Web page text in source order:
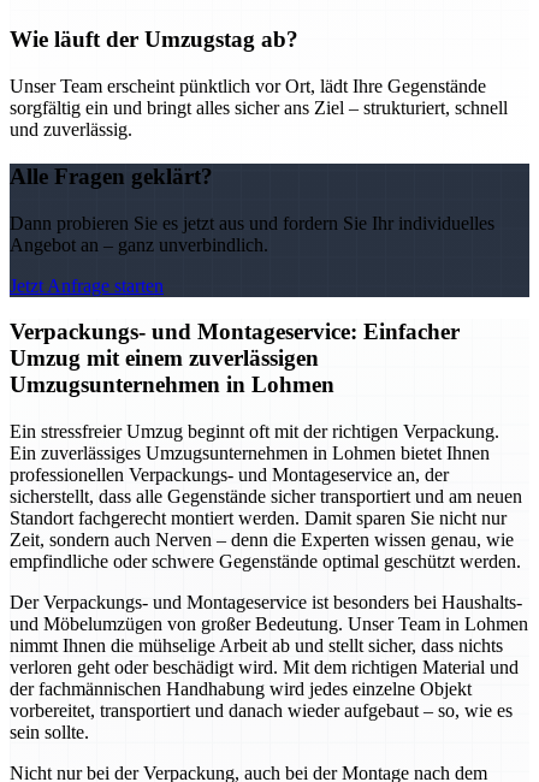
Wie läuft der Umzugstag ab?
Unser Team erscheint pünktlich vor Ort, lädt Ihre Gegenstände
sorgfältig ein und bringt alles sicher ans Ziel – strukturiert, schnell
und zuverlässig.
Alle Fragen geklärt?
Dann probieren Sie es jetzt aus und fordern Sie Ihr individuelles
Angebot an – ganz unverbindlich.
Jetzt Anfrage starten
Verpackungs- und Montageservice: Einfacher
Umzug mit einem zuverlässigen
Umzugsunternehmen in Lohmen
Ein stressfreier Umzug beginnt oft mit der richtigen Verpackung.
Ein zuverlässiges Umzugsunternehmen in Lohmen bietet Ihnen
professionellen Verpackungs- und Montageservice an, der
sicherstellt, dass alle Gegenstände sicher transportiert und am neuen
Standort fachgerecht montiert werden. Damit sparen Sie nicht nur
Zeit, sondern auch Nerven – denn die Experten wissen genau, wie
empfindliche oder schwere Gegenstände optimal geschützt werden.
Der Verpackungs- und Montageservice ist besonders bei Haushalts-
und Möbelumzügen von großer Bedeutung. Unser Team in Lohmen
nimmt Ihnen die mühselige Arbeit ab und stellt sicher, dass nichts
verloren geht oder beschädigt wird. Mit dem richtigen Material und
der fachmännischen Handhabung wird jedes einzelne Objekt
vorbereitet, transportiert und danach wieder aufgebaut – so, wie es
sein sollte.
Nicht nur bei der Verpackung, auch bei der Montage nach dem